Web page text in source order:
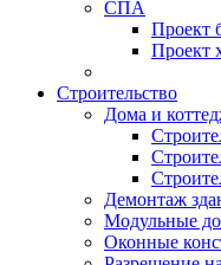
СПА
Проект
Проект
Строительство
Дома и
Демонтаж
Модульные
Оконные